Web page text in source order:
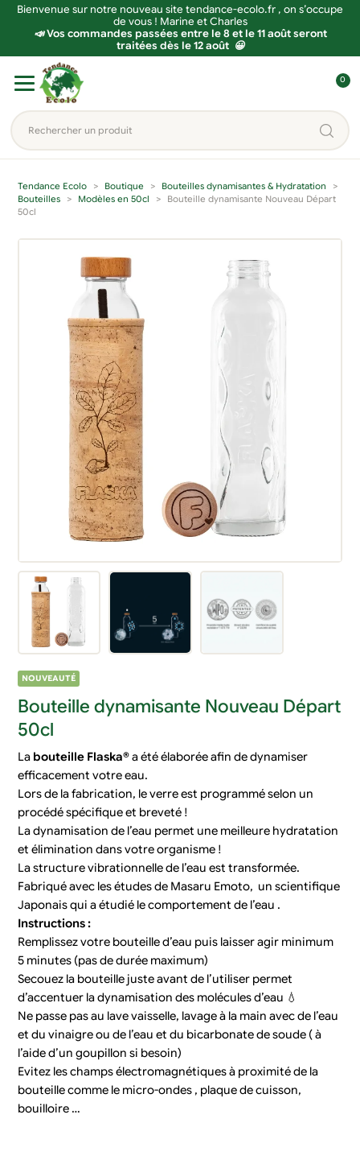
Bienvenue sur notre nouveau site tendance-ecolo.fr , on s’occupe
de vous ! Marine et Charles
📣 Vos commandes passées entre le 8 et le 11 août seront
traitées dès le 12 août 😀
navigation
contenu
Rechercher
un
produit...
o
n
x
o
0
Tendance Ecolo Boutique
Bouteilles dynamisantes & Hydratation
Bouteilles
Modèles en 50cl
Bouteille dynamisante Nouveau Départ
50cl
NOUVEAUTÉ
Bouteille dynamisante Nouveau Départ
50cl
La bouteille Flaska®a été élaborée afin de dynamiser
efficacement votre eau.
Lors de la fabrication, le verre est programmé selon un
procédé spécifique et breveté !
La dynamisation de l’eau permet une meilleure hydratation
et élimination dans votre organisme !
La structure vibrationnelle de l’eau est transformée.
Fabriqué avec les études de Masaru Emoto, un scientifique
Japonais qui a étudié le comportement de l’eau .
Instructions :
Remplissez votre bouteille d’eau puis laisser agir minimum
5 minutes (pas de durée maximum)
Secouez la bouteille juste avant de l’utiliser permet
d’accentuer la dynamisation des molécules d’eau 💧
Ne passe pas au lave vaisselle, lavage à la main avec de l’eau
et du vinaigre ou de l’eau et du bicarbonate de soude ( à
l’aide d’un goupillon si besoin)
Evitez les champs électromagnétiques à proximité de la
bouteille comme le micro-ondes , plaque de cuisson,
bouilloire …